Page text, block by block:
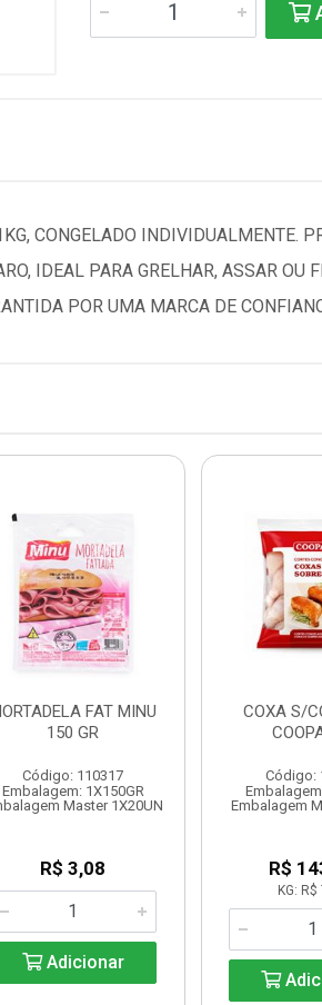
CONGELADO INDIVIDUALMENTE.
IDEAL PARA GRELHAR, ASSAR OU
POR UMA MARCA DE
FAT MINU
150 GR
Código: 110317
Embalagem: 1X150GR
Master 1X20UN
R$ 3,08
Adicionar
COXA S/
Código:
Embalagem
R$
KG: